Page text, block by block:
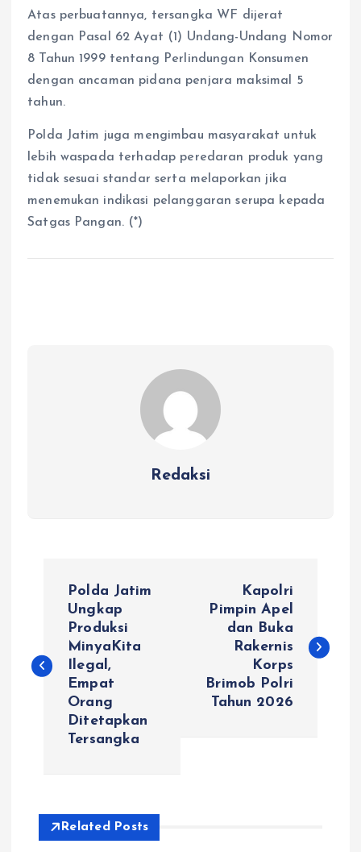
Atas perbuatannya, tersangka WF dijerat
dengan Pasal 62 Ayat (1) Undang-Undang Nomor
8 Tahun 1999 tentang Perlindungan Konsumen
dengan ancaman pidana penjara maksimal 5
tahun.
Polda Jatim juga mengimbau masyarakat untuk
lebih waspada terhadap peredaran produk yang
tidak sesuai standar serta melaporkan jika
menemukan indikasi pelanggaran serupa kepada
Satgas Pangan. (*)
Redaksi
v
s
Polda Jatim
Ungkap
Produksi
MinyaKita
Ilegal,
Empat
Orang
Ditetapkan
Tersangka
Kapolri
Pimpin Apel
dan Buka
Rakernis
Korps
Brimob Polri
Tahun 2026
Related Posts